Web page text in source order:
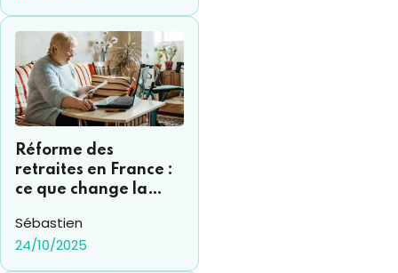
Réforme des
retraites en France :
ce que change la
réforme et l’avenir
de votre pension
Sébastien
24/10/2025